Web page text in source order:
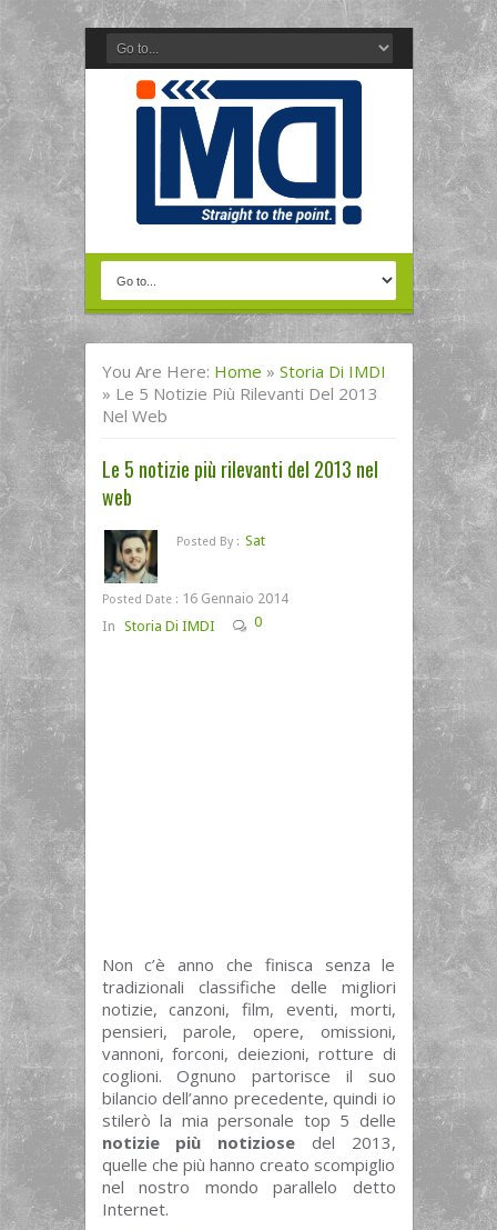
You Are Here: Home » Storia Di IMDI
» Le 5 Notizie Più Rilevanti Del 2013
Nel Web
Le 5 notizie più rilevanti del 2013 nel
web
Posted By : Sat
Posted Date : 16 Gennaio 2014
In Storia Di IMDI 0
Non c’è anno che finisca senza le
tradizionali classifiche delle migliori
notizie, canzoni, film, eventi, morti,
pensieri, parole, opere, omissioni,
vannoni, forconi, deiezioni, rotture di
coglioni. Ognuno partorisce il suo
bilancio dell’anno precedente, quindi io
stilerò la mia personale top 5 delle
notizie più notiziose del 2013,
quelle che più hanno creato scompiglio
nel nostro mondo parallelo detto
Internet.